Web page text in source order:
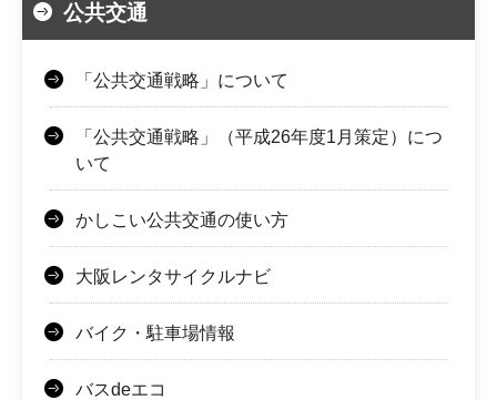
公共交通
「公共交通戦略」について
「公共交通戦略」（平成26年度1月策定）につ
いて
かしこい公共交通の使い方
大阪レンタサイクルナビ
バイク・駐車場情報
バスdeエコ